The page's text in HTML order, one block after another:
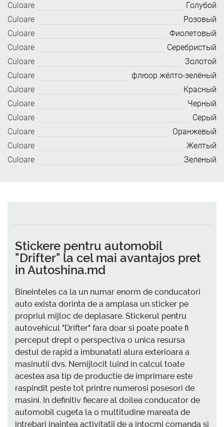
Culoare
Голубой
Culoare
Розовый
Culoare
Фиолетовый
Culoare
Серебристый
Culoare
Золотой
Culoare
флюор жёлто-зелёный
Culoare
Красный
Culoare
Черный
Culoare
Серый
Culoare
Оранжевый
Culoare
Желтый
Culoare
Зеленый
Stickere pentru automobil
"Drifter" la cel mai avantajos pret
in Autoshina.md
Bineinteles ca la un numar enorm de conducatori
auto exista dorinta de a amplasa un sticker pe
propriul mijloc de deplasare. Stickerul pentru
autovehicul "Drifter" fara doar si poate poate fi
perceput drept o perspectiva o unica resursa
destul de rapid a imbunatati alura exterioara a
masinutii dvs. Nemijlocit luind in calcul toate
acestea asa tip de productie de imprimare este
raspindit peste tot printre numerosi posesori de
masini. In definitiv fiecare al doilea conducator de
automobil cugeta la o multitudine mareata de
intrebari inaintea activitatii de a intocmi comanda si